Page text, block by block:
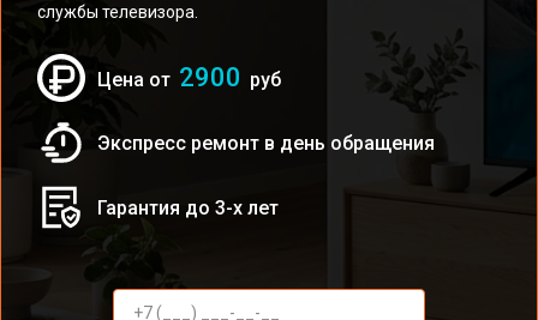
службы телевизора.
Цена от 2900 руб
Экспресс ремонт в день обращения
Гарантия до 3-х лет